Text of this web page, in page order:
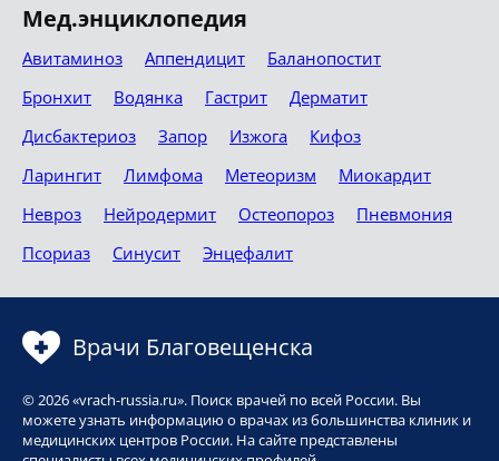
Мед.энциклопедия
Авитаминоз Аппендицит
Баланопостит
Бронхит
Водянка Гастрит
Дерматит
Дисбактериоз
Запор Изжога
Кифоз
Ларингит
Лимфома Метеоризм
Миокардит
Невроз
Нейродермит Остеопороз
Пневмония
Псориаз
Синусит Энцефалит
Врачи Благовещенска
© 2026 «vrach-russia.ru». Поиск врачей по всей России. Вы
можете узнать информацию о врачах из большинства клиник и
медицинских центров России. На сайте представлены